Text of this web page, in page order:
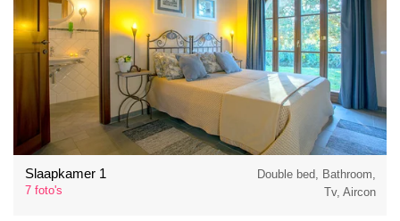
Slaapkamer 1
7 foto's
Double bed, Bathroom,
Tv, Aircon